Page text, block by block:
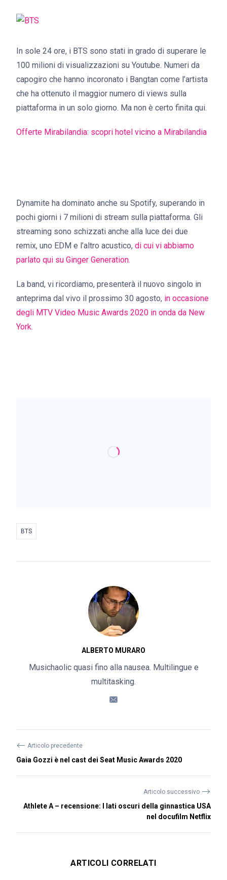
In sole 24 ore, i BTS sono stati in grado di superare le
100 milioni di visualizzazioni su Youtube. Numeri da
capogiro che hanno incoronato i Bangtan come l’artista
che ha ottenuto il maggior numero di views sulla
piattaforma in un solo giorno. Ma non è certo finita qui.
Offerte Mirabilandia: scopri hotel vicino a Mirabilandia
Dynamite ha dominato anche su Spotify, superando in
pochi giorni i 7 milioni di stream sulla piattaforma. Gli
streaming sono schizzati anche alla luce dei due
remix, uno EDM e l’altro acustico, di cui vi abbiamo
parlato qui su Ginger Generation.
La band, vi ricordiamo, presenterà il nuovo singolo in
anteprima dal vivo il prossimo 30 agosto, in occasione
degli MTV Video Music Awards 2020 in onda da New
York.
BTS
ALBERTO MURARO
Musichaolic quasi fino alla nausea. Multilingue e
multitasking.
⟵ Articolo precedente
Gaia Gozzi è nel cast dei Seat Music Awards 2020
Articolo successivo ⟶
Athlete A – recensione: I lati oscuri della ginnastica USA
nel docufilm Netflix
ARTICOLI CORRELATI